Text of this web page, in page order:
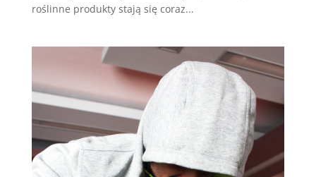
roślinne produkty stają się coraz...